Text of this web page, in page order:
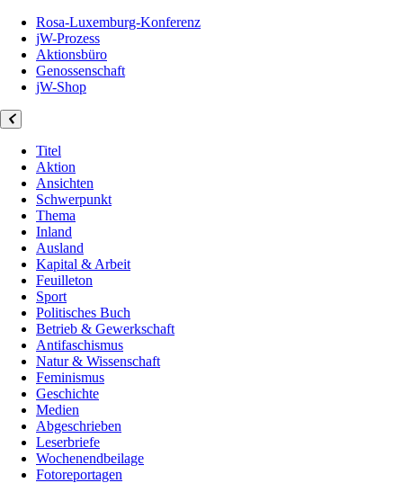
Rosa-Luxemburg-Konferenz
jW-Prozess
Aktionsbüro
Genossenschaft
jW-Shop
Titel
Aktion
Ansichten
Schwerpunkt
Thema
Inland
Ausland
Kapital & Arbeit
Feuilleton
Sport
Politisches Buch
Betrieb & Gewerkschaft
Antifaschismus
Natur & Wissenschaft
Feminismus
Geschichte
Medien
Abgeschrieben
Leserbriefe
Wochenendbeilage
Fotoreportagen